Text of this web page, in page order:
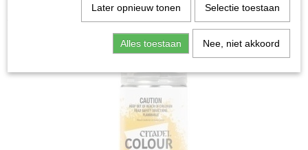
Miniature Gaming>Spray White Scar
Later opnieuw tonen Selectie toestaan
Alles toestaan Nee, niet akkoord